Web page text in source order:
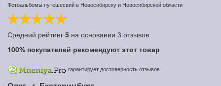
Фотоальбомы путешесвий в Новосибирску и Новосибирской области
Средний рейтинг 5 на основании 3 отзывов
100% покупателей рекомендуют этот товар
гарантирует достоверность отзывов